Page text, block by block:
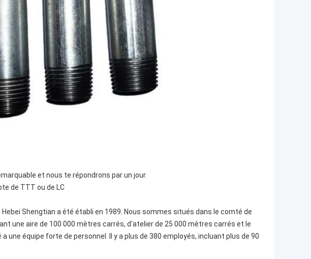
et nous te répondrons par un jour.
de TTT ou de LC
Shengtian a été établi en 1989. Nous sommes situés dans le comté de
une aire de 100 000 mètres carrés, d'atelier de 25 000 mètres carrés et le
une équipe forte de personnel. Il y a plus de 380 employés, incluant plus de 90